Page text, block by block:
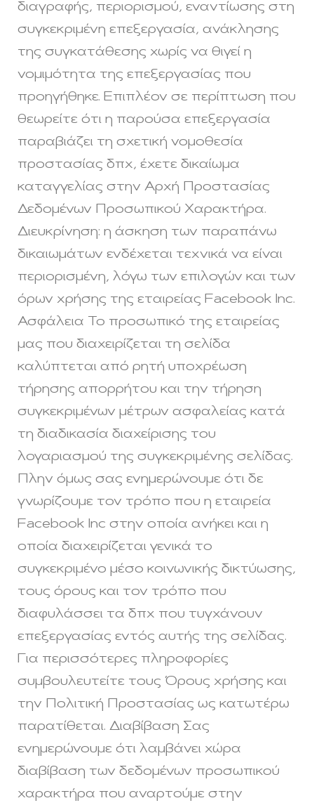
διαγραφής, περιορισμού, εναντίωσης στη
συγκεκριμένη επεξεργασία, ανάκλησης
της συγκατάθεσης χωρίς να θιγεί η
νομιμότητα της επεξεργασίας που
προηγήθηκε. Επιπλέον σε περίπτωση που
θεωρείτε ότι η παρούσα επεξεργασία
παραβιάζει τη σχετική νομοθεσία
προστασίας δπχ, έχετε δικαίωμα
καταγγελίας στην Αρχή Προστασίας
Δεδομένων Προσωπικού Χαρακτήρα.
Διευκρίνηση: η άσκηση των παραπάνω
δικαιωμάτων ενδέχεται τεχνικά να είναι
περιορισμένη, λόγω των επιλογών και των
όρων χρήσης της εταιρείας Facebook Inc.
Ασφάλεια Το προσωπικό της εταιρείας
μας που διαχειρίζεται τη σελίδα
καλύπτεται από ρητή υποχρέωση
τήρησης απορρήτου και την τήρηση
συγκεκριμένων μέτρων ασφαλείας κατά
τη διαδικασία διαχείρισης του
λογαριασμού της συγκεκριμένης σελίδας.
Πλην όμως σας ενημερώνουμε ότι δε
γνωρίζουμε τον τρόπο που η εταιρεία
Facebook Inc στην οποία ανήκει και η
οποία διαχειρίζεται γενικά το
συγκεκριμένο μέσο κοινωνικής δικτύωσης,
τους όρους και τον τρόπο που
διαφυλάσσει τα δπχ που τυγχάνουν
επεξεργασίας εντός αυτής της σελίδας.
Για περισσότερες πληροφορίες
συμβουλευτείτε τους Όρους χρήσης και
την Πολιτική Προστασίας ως κατωτέρω
παρατίθεται. Διαβίβαση Σας
ενημερώνουμε ότι λαμβάνει χώρα
διαβίβαση των δεδομένων προσωπικού
χαρακτήρα που αναρτούμε στην